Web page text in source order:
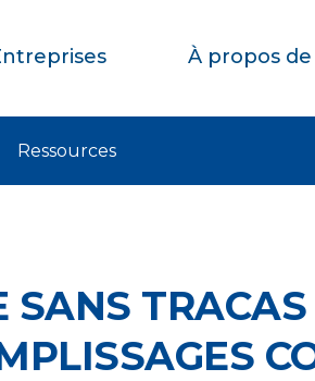
À propos
Ressources